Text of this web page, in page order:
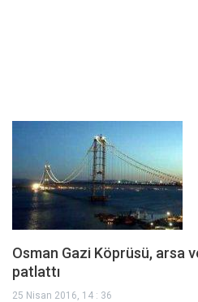
Osman Gazi Köprüsü, arsa
patlattı
25 Nisan 2016, 14 : 36